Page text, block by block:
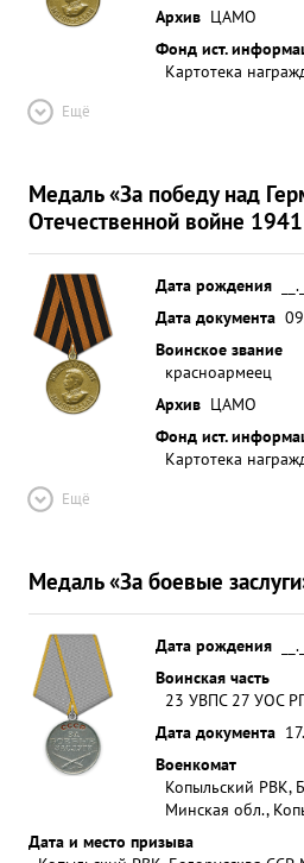
Архив ЦАМО
Фонд ист.
Картотека
Ещё
Медаль «За победу над
Отечественной войне
Дата рождения
Дата документа
Воинское звание
красноармеец
Архив ЦАМО
Фонд ист.
Картотека
Ещё
Медаль «За боевые
Дата рождения
Воинская часть
23 УВПС 27 УОС
Дата документа
Военкомат
Копыльский РВК,
Минская обл.,
Дата и место призыва